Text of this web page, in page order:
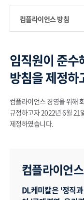
컴플라이언스 방침
임직원이 준수
방침을 제정하
컴플라이언스 경영을 위해
규정하고자 2022년 6월 21
제정하였습니다.
컴플라이언
DL케미칼은 '정직